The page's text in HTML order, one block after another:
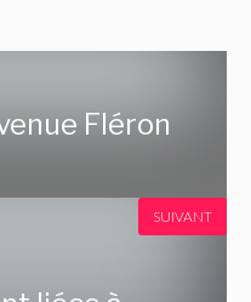
Fléron
SUIVANT